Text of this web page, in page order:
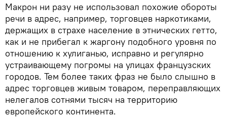
Макрон ни разу не использовал похожие обороты
речи в адрес, например, торговцев наркотиками,
держащих в страхе население в этнических гетто,
как и не прибегал к жаргону подобного уровня по
отношению к хулиганью, исправно и регулярно
устраивающему погромы на улицах французских
городов. Тем более таких фраз не было слышно в
адрес торговцев живым товаром, переправляющих
нелегалов сотнями тысяч на территорию
европейского континента.